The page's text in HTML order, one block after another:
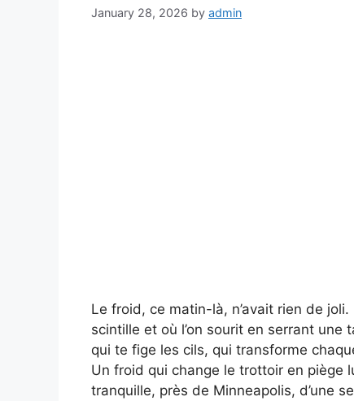
January 28, 2026 by admin
Le froid, ce matin-là, n’avait rien de
scintille et où l’on sourit en serrant une
qui te fige les cils, qui transforme
Un froid qui change le trottoir en piège
tranquille, près de Minneapolis, d’une